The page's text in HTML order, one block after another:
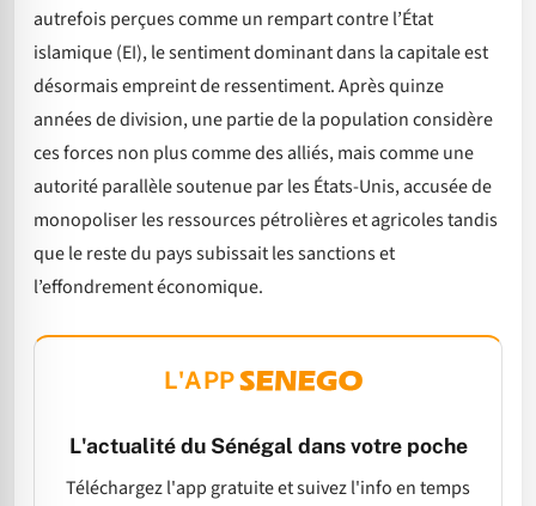
autrefois perçues comme un rempart contre l’État
islamique (EI), le sentiment dominant dans la capitale est
désormais empreint de ressentiment. Après quinze
années de division, une partie de la population considère
ces forces non plus comme des alliés, mais comme une
autorité parallèle soutenue par les États-Unis, accusée de
monopoliser les ressources pétrolières et agricoles tandis
que le reste du pays subissait les sanctions et
l’effondrement économique.
L'APP
L'actualité du Sénégal dans votre poche
Téléchargez l'app gratuite et suivez l'info en temps